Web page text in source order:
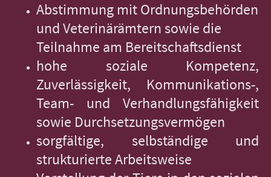
Abstimmung mit Ordnungsbehörden
und Veterinärämtern sowie die
Teilnahme am Bereitschaftsdienst
hohe soziale Kompetenz,
Zuverlässigkeit, Kommunikations-,
Team- und Verhandlungsfähigkeit
sowie Durchsetzungsvermögen
sorgfältige, selbständige und
strukturierte Arbeitsweise